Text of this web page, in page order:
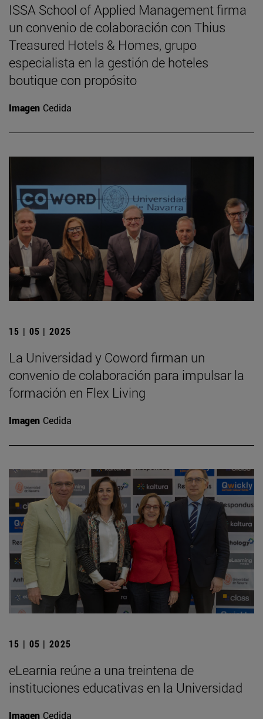
ISSA School of Applied Management firma
un convenio de colaboración con Thius
Treasured Hotels & Homes, grupo
especialista en la gestión de hoteles
boutique con propósito
Imagen Cedida
15 | 05 | 2025
La Universidad y Coword firman un
convenio de colaboración para impulsar la
formación en Flex Living
Imagen Cedida
15 | 05 | 2025
eLearnia reúne a una treintena de
instituciones educativas en la Universidad
Imagen Cedida